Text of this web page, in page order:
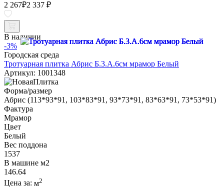
2 267₽2 337 ₽
В наличии
-3%
Городская среда
Тротуарная плитка Абрис Б.3.А.6см мрамор Белый
Артикул: 1001348
Форма/размер
Абрис (113*93*91, 103*83*91, 93*73*91, 83*63*91, 73*53*91)
Фактура
Мрамор
Цвет
Белый
Вес поддона
1537
В машине м2
146.64
Цена за: м2